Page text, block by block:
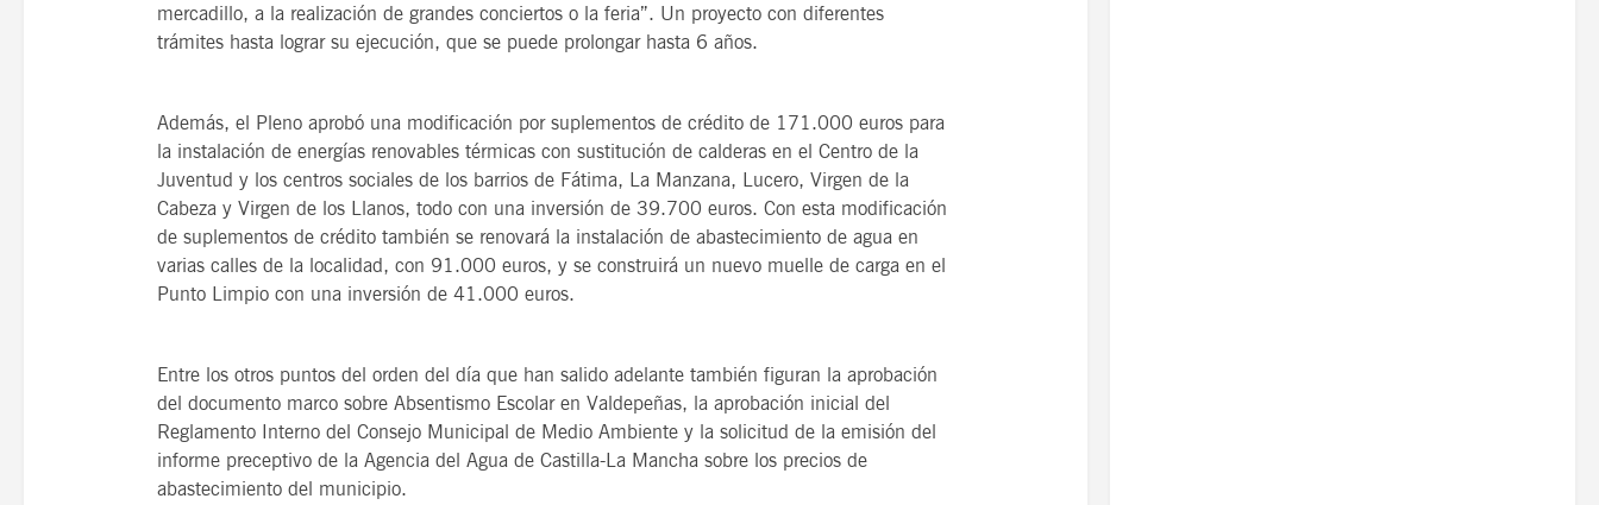
mercadillo, a la realización de grandes conciertos o la feria”. Un proyecto con diferentes
trámites hasta lograr su ejecución, que se puede prolongar hasta 6 años.
Además, el Pleno aprobó una modificación por suplementos de crédito de 171.000 euros para
la instalación de energías renovables térmicas con sustitución de calderas en el Centro de la
Juventud y los centros sociales de los barrios de Fátima, La Manzana, Lucero, Virgen de la
Cabeza y Virgen de los Llanos, todo con una inversión de 39.700 euros. Con esta modificación
de suplementos de crédito también se renovará la instalación de abastecimiento de agua en
varias calles de la localidad, con 91.000 euros, y se construirá un nuevo muelle de carga en el
Punto Limpio con una inversión de 41.000 euros.
Entre los otros puntos del orden del día que han salido adelante también figuran la aprobación
del documento marco sobre Absentismo Escolar en Valdepeñas, la aprobación inicial del
Reglamento Interno del Consejo Municipal de Medio Ambiente y la solicitud de la emisión del
informe preceptivo de la Agencia del Agua de Castilla-La Mancha sobre los precios de
abastecimiento del municipio.